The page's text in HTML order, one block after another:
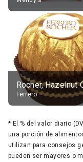
Ferrero
* El % del valor diario
una porción de
utilizan para consejos
pueden ser mayores o